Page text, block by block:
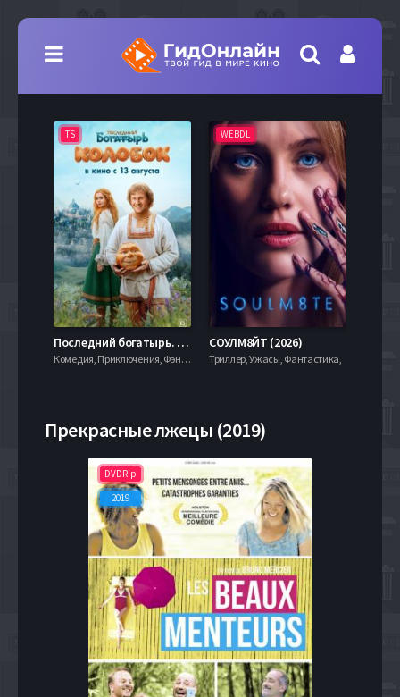
TS
Последний богатырь. Колобок (2026)
Комедия, Приключения, Фэнтези,
WEBDL
СОУЛМ8ЙТ (2026)
Триллер, Ужасы, Фантастика,
Прекрасные лжецы (2019)
DVDRip
2019